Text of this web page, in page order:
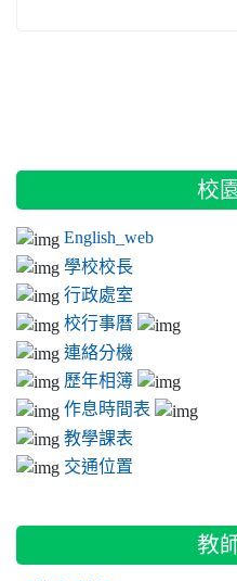
::: 校
English_web
學校校長
行政處室
校行事曆
連絡分機
歷年相簿
作息時間表
教學課表
交通位置
教